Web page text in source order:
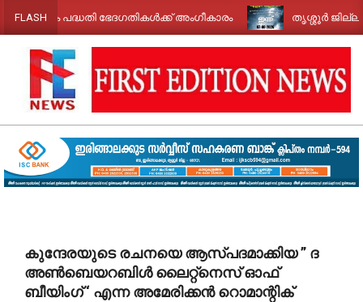
to
content
FLASH
പദ്ധതി ഭേദഗതികൾക്ക് അംഗീകാരം തൃശ്ശൂർ ജില്ലയിൽ
FIRST
EDITION
NEWS
കുന്ദേരയുടെ രചനയെ ആസ്പദമാക്കിയ ” ദ
അൺബെയറബിൾ ലൈറ്റ്നെസ് ഓഫ്
ബീയിംഗ് ‘ എന്ന അമേരിക്കൻ റൊമാന്റിക്